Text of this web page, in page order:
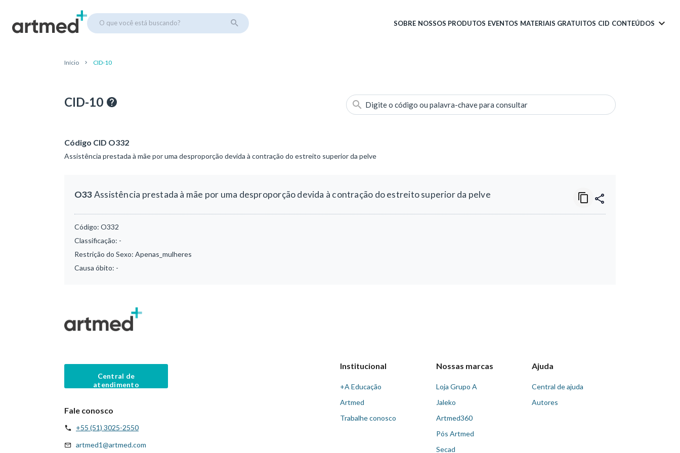
O que você está buscando? SOBRE NOSSOS PRODUTOS EVENTOS MATERIAIS GRATUITOS CID CONTEÚDOS
Início CID-10
CID-10 Digite o código ou palavra-chave para consultar
Código CID O332
Assistência prestada à mãe por uma desproporção devida à contração do estreito superior da pelve
O33Assistência prestada à mãe por uma desproporção devida à contração do estreito superior da pelve
Código: O332
Classificação: -
Restrição do Sexo: Apenas_mulheres
Causa óbito: -
Central de
atendimento
Fale conosco
+55 (51) 3025-2550
artmed1@artmed.com
Institucional
+A Educação
Artmed
Trabalhe conosco
Nossas marcas
Loja Grupo A
Jaleko
Artmed360
Pós Artmed
Secad
Ajuda
Central de ajuda
Autores